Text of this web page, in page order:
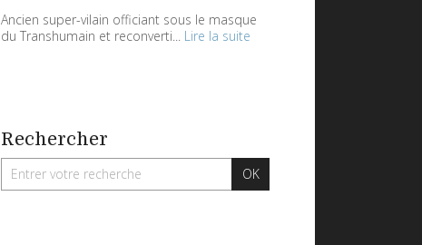
Ancien super-vilain officiant sous le masque
du Transhumain et reconverti... Lire la suite
Rechercher